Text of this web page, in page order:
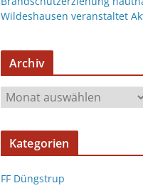
Wildeshausen veranstaltet
Archiv
Kategorien
FF Düngstrup